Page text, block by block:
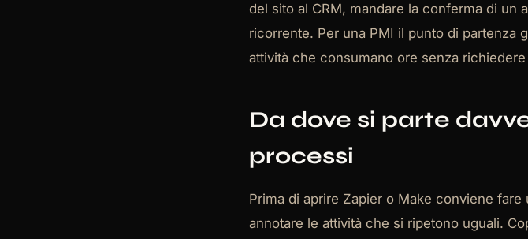
del sito al CRM, mandare la conferma di un
ricorrente. Per una PMI il punto di partenza
attività che consumano ore senza
Da dove si parte
processi
Prima di aprire Zapier o Make conviene
annotare le attività che si ripetono uguali.